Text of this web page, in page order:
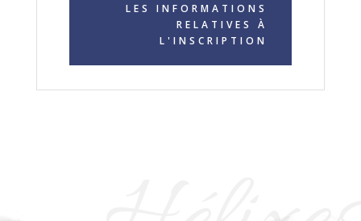
LES INFORMATIONS
RELATIVES À
L'INSCRIPTION